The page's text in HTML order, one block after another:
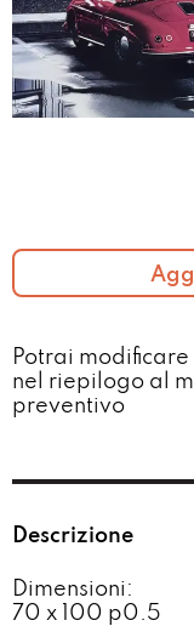
Potrai
nel riepilogo al
preventivo​
Descrizione
Dimensioni:
70 x 100 p0.5